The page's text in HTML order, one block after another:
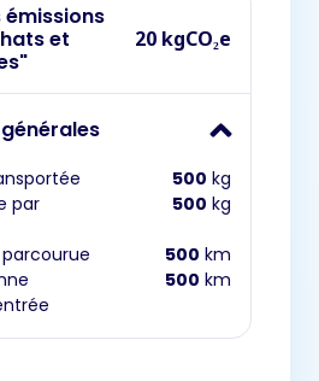
émissions
et
20 kgCO₂e
500 kg
par
500 kg
500 km
500 km